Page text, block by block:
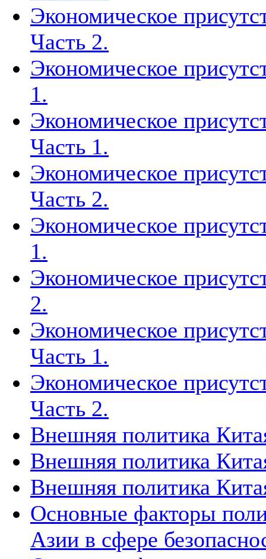
Экономическое
Часть 2.
Экономическое
1.
Экономическое
Часть 1.
Экономическое
Часть 2.
Экономическое
1.
Экономическое
2.
Экономическое
Часть 1.
Экономическое
Часть 2.
Внешняя политика
Внешняя политика
Внешняя политика
Основные факторы
Азии в сфере